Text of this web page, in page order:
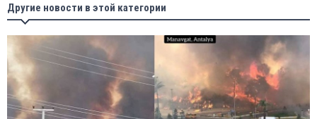
Другие новости в этой категории